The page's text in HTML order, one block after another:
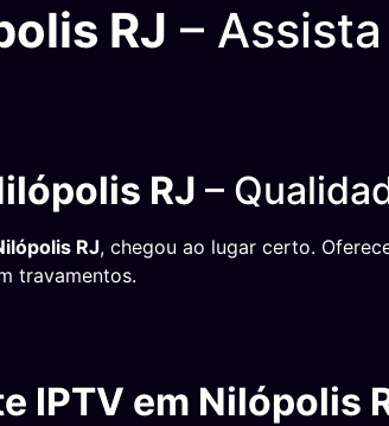
RJ –
RJ –
RJ, chegou ao lugar certo.
travamentos.
IPTV em Nilópolis